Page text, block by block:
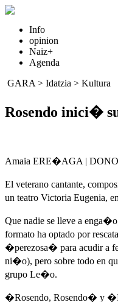
Info
opinion
Naiz+
Agenda
GARA > Idatzia > Kultura
Rosendo inici�
Amaia ERE�AGA |
El veterano cantante,
un teatro Victoria Eugenia,
Que nadie se lleve a
formato ha optado por
�perezosa� para acudir a
ni�o), pero sobre todo en
grupo Le�o.
�Rosendo, Rosendo� y